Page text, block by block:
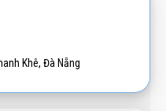
Khê, Đà Nẵng